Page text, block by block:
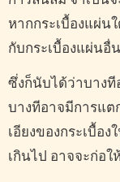
หากกระเบื้องแผ่น
กับกระเบื้องแผ่นอื่
ซึ่งก็นับได้ว่าบางที
บางทีอาจมีการแต
เอียงของกระเบื้อ
เกินไป อาจจะก่อใ